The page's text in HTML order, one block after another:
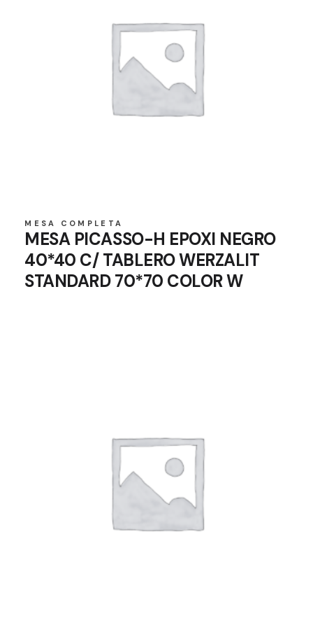
MESA COMPLETA
MESA PICASSO-H EPOXI NEGRO
40*40 C/ TABLERO WERZALIT
STANDARD 70*70 COLOR W